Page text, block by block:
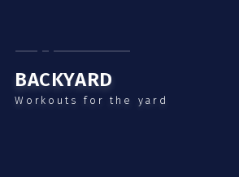
BACKYARD
Workouts for the yard